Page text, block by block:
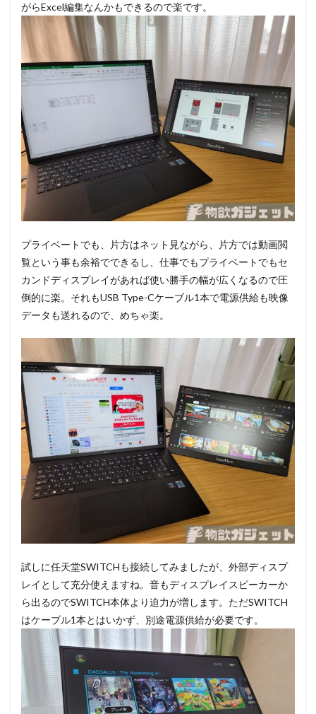
がらExcel編集なんかもできるので楽です。
プライベートでも、片方はネット見ながら、片方では動画閲
覧という事も余裕でできるし、仕事でもプライベートでもセ
カンドディスプレイがあれば使い勝手の幅が広くなるので圧
倒的に楽。それもUSB Type-Cケーブル1本で電源供給も映像
データも送れるので、めちゃ楽。
試しに任天堂SWITCHも接続してみましたが、外部ディスプ
レイとして充分使えますね。音もディスプレイスピーカーか
ら出るのでSWITCH本体より迫力が増します。ただSWITCH
はケーブル1本とはいかず、別途電源供給が必要です。